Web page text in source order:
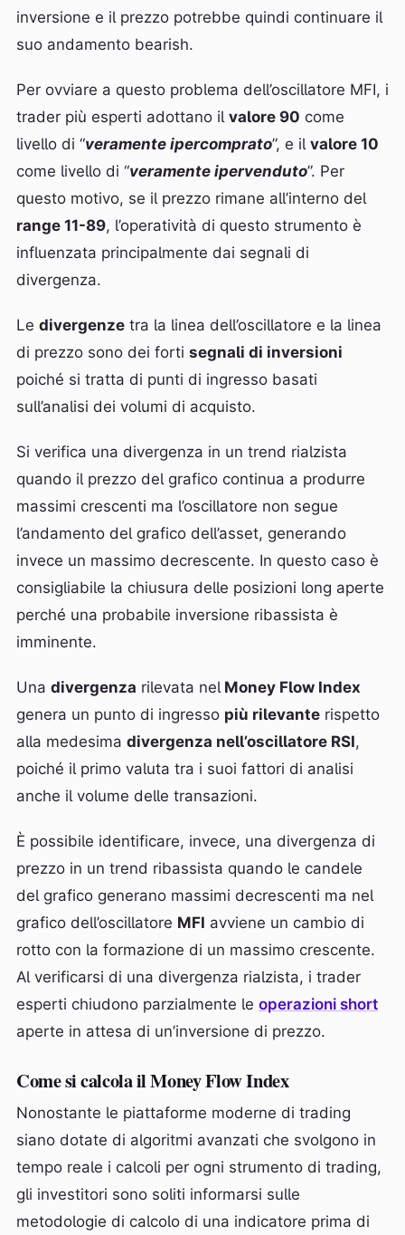
inversione e il prezzo potrebbe quindi continuare il
suo andamento bearish.
Per ovviare a questo problema dell’oscillatore MFI, i
trader più esperti adottano il valore 90 come
livello di “veramente ipercomprato”, e il valore 10
come livello di “veramente ipervenduto”. Per
questo motivo, se il prezzo rimane all’interno del
range 11-89, l’operatività di questo strumento è
influenzata principalmente dai segnali di
divergenza.
Le divergenze tra la linea dell’oscillatore e la linea
di prezzo sono dei forti segnali di inversioni
poiché si tratta di punti di ingresso basati
sull’analisi dei volumi di acquisto.
Si verifica una divergenza in un trend rialzista
quando il prezzo del grafico continua a produrre
massimi crescenti ma l’oscillatore non segue
l’andamento del grafico dell’asset, generando
invece un massimo decrescente. In questo caso è
consigliabile la chiusura delle posizioni long aperte
perché una probabile inversione ribassista è
imminente.
Una divergenza rilevata nelMoney Flow Index
genera un punto di ingresso più rilevante rispetto
alla medesima divergenza nell’oscillatore RSI,
poiché il primo valuta tra i suoi fattori di analisi
anche il volume delle transazioni.
È possibile identificare, invece, una divergenza di
prezzo in un trend ribassista quando le candele
del grafico generano massimi decrescenti ma nel
grafico dell’oscillatore MFI avviene un cambio di
rotto con la formazione di un massimo crescente.
Al verificarsi di una divergenza rialzista, i trader
esperti chiudono parzialmente le operazioni short
aperte in attesa di un’inversione di prezzo.
Come si calcola il Money Flow Index
Nonostante le piattaforme moderne di trading
siano dotate di algoritmi avanzati che svolgono in
tempo reale i calcoli per ogni strumento di trading,
gli investitori sono soliti informarsi sulle
metodologie di calcolo di una indicatore prima di